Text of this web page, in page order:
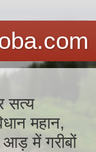
सत्य
महान,
आड़ में गरीबों